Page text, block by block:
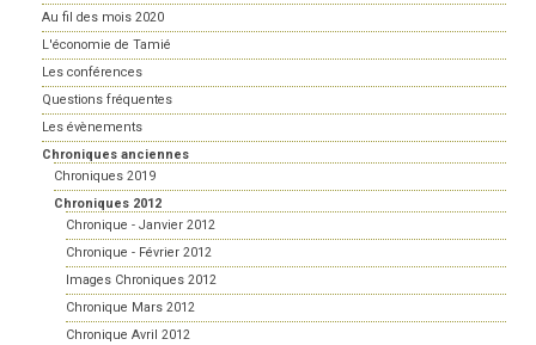
Au fil des mois 2020
L'économie de Tamié
Les conférences
Questions fréquentes
Les évènements
Chroniques anciennes
Chroniques 2019
Chroniques 2012
Chronique - Janvier 2012
Chronique - Février 2012
Images Chroniques 2012
Chronique Mars 2012
Chronique Avril 2012